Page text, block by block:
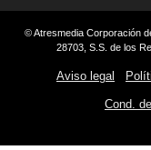
© Atresmedia Corporación
28703, S.S. de los
Aviso legal
Cond.